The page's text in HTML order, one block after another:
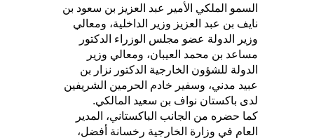
السمو الملكي الأمير عبد العزيز بن سعود بن
نايف بن عبد العزيز وزير الداخلية، ومعالي
وزير الدولة عضو مجلس الوزراء الدكتور
مساعد بن محمد العيبان، ومعالي وزير
الدولة للشؤون الخارجية الدكتور نزار بن
عبيد مدني، وسفير خادم الحرمين الشريفين
لدى باكستان نواف بن سعيد المالكي.
كما حضره من الجانب الباكستاني، المدير
العام في وزارة الخارجية رخسانة أفضل،